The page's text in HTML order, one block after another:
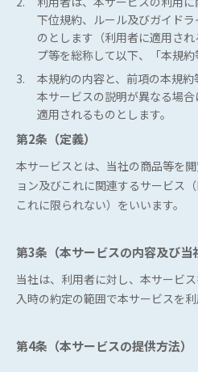
下位規約、ルール及びガイド
のとします（利用者に適用さ
プ等を総称して以下、「本規約
3.
本規約の内容と、前項の本規
本サービスの説明が異なる場
適用されるものとします。
第2条（定義）
本サービスとは、当社の商品等を
ョン及びこれに関連するサービス
これに限られない）をいいます。
第3条（本サービスの内容及び当
当社は、利用者に対し、本サービ
入時の約定の範囲で本サービスを利
第4条（本サービスの提供方法）